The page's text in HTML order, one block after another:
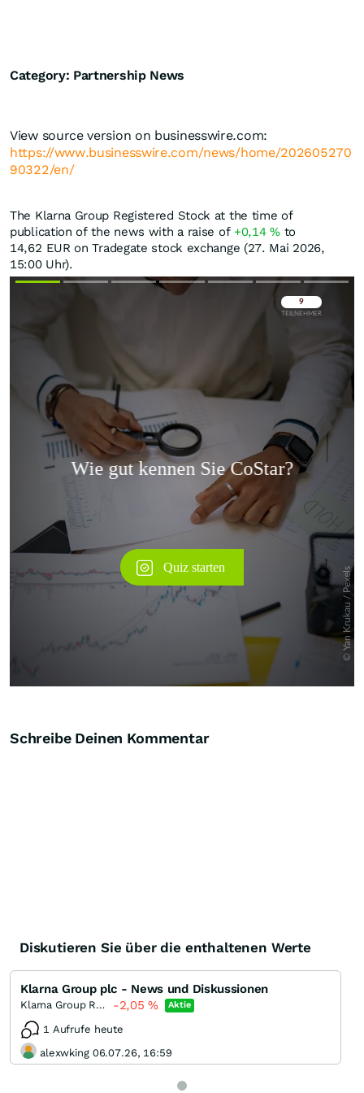
Category: Partnership News
View source version on businesswire.com:
https://www.businesswire.com/news/home/202605270
90322/en/
The Klarna Group Registered Stock at the time of
publication of the news with a raise of +0,14%to
14,62 EUR on Tradegate stock exchange (27. Mai 2026,
15:00 Uhr).
Überspringen
Schreibe Deinen Kommentar
Diskutieren Sie über die enthaltenen Werte
Klarna Group plc - News und Diskussionen
Klarna Group Registered -2,05% Aktie
1 Aufrufe heute
alexwking 06.07.26, 16:59